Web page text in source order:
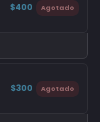
$400 Agotado
$300 Agotado